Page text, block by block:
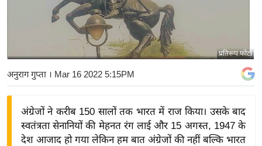
य
बि
ज़
प्रतिरूप फोटो
अनुराग गुप्ता । Mar 16 2022 5:15PM
अंग्रेजों ने करीब 150 सालों तक भारत में राज किया। उसके बाद
स्वतंत्रता सेनानियों की मेहनत रंग लाई और 15 अगस्त, 1947 के
देश आजाद हो गया लेकिन हम बात अंग्रेजों की नहीं बल्कि भारत